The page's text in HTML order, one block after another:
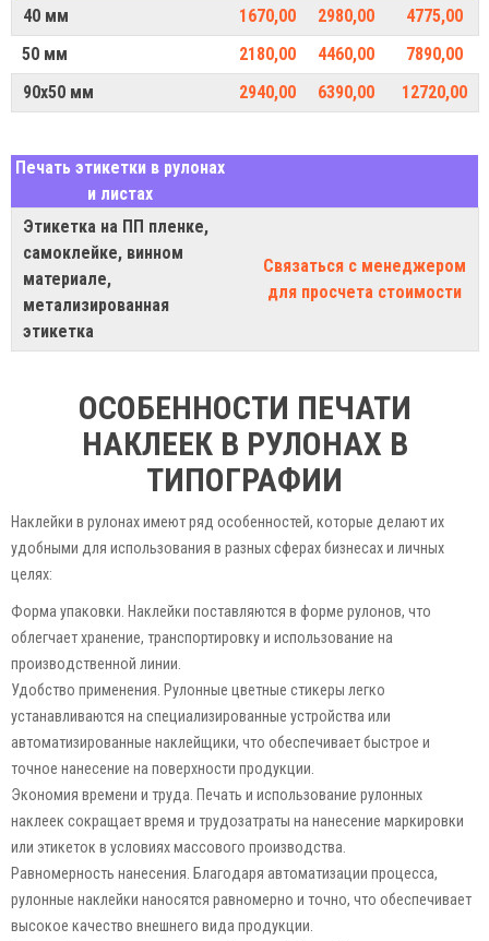
40 мм
1670,00 2980,00
4775,00
50 мм
2180,00 4460,00
7890,00
90х50 мм
2940,00 6390,00 12720,00
Печать этикетки в рулонах
и листах
Этикетка на ПП пленке,
самоклейке, винном
материале,
метализированная
этикетка
Связаться с менеджером
для просчета стоимости
ОСОБЕННОСТИ ПЕЧАТИ
НАКЛЕЕК В РУЛОНАХ В
ТИПОГРАФИИ
Наклейки в рулонах имеют ряд особенностей, которые делают их
удобными для использования в разных сферах бизнесах и личных
целях:
Форма упаковки. Наклейки поставляются в форме рулонов, что
облегчает хранение, транспортировку и использование на
производственной линии.
Удобство применения. Рулонные цветные стикеры легко
устанавливаются на специализированные устройства или
автоматизированные наклейщики, что обеспечивает быстрое и
точное нанесение на поверхности продукции.
Экономия времени и труда. Печать и использование рулонных
наклеек сокращает время и трудозатраты на нанесение маркировки
или этикеток в условиях массового производства.
Равномерность нанесения. Благодаря автоматизации процесса,
рулонные наклейки наносятся равномерно и точно, что обеспечивает
высокое качество внешнего вида продукции.